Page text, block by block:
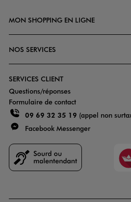
MON SHOPPING EN LIGNE
NOS SERVICES
SERVICES CLIENT
Questions/réponses
Formulaire de contact
09 69 32 35 19 (appel non
Facebook Messenger